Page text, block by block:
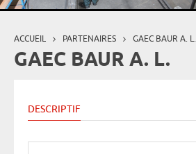
Vous êtes ici
ACCUEIL PARTENAIRES GAEC BAUR A. L.
GAEC BAUR A. L.
DESCRIPTIF